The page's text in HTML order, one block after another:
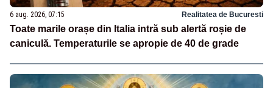
6 aug. 2026, 07:15 Realitatea de Bucuresti
Toate marile orașe din Italia intră sub alertă roșie de
caniculă. Temperaturile se apropie de 40 de grade